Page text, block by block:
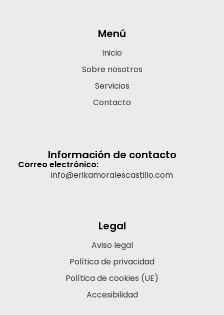
Menú
Inicio
Sobre nosotros
Servicios
Contacto
Información de contacto
Correo electrónico:
info@erikamoralescastillo.com
Legal
Aviso legal
Política de privacidad
Política de cookies (UE)
Accesibilidad